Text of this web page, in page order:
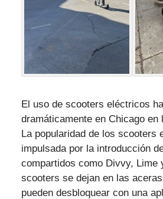
El uso de scooters eléctricos
dramáticamente en Chicago en
La popularidad de los scooters
impulsada por la introducción
compartidos como Divvy, Lime
scooters se dejan en las
pueden desbloquear con una